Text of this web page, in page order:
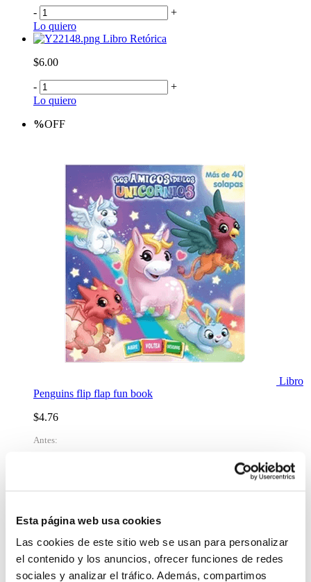
Esta página web usa cookies
Las cookies de este sitio web se usan para personalizar
el contenido y los anuncios, ofrecer funciones de redes
sociales y analizar el tráfico. Además, compartimos
-
+
Lo quiero
Libro Retórica
$6.00
-
+
Lo quiero
%OFF
Libro
Penguins flip flap fun book
$4.76
Antes:
Libro Naturaleza hostil